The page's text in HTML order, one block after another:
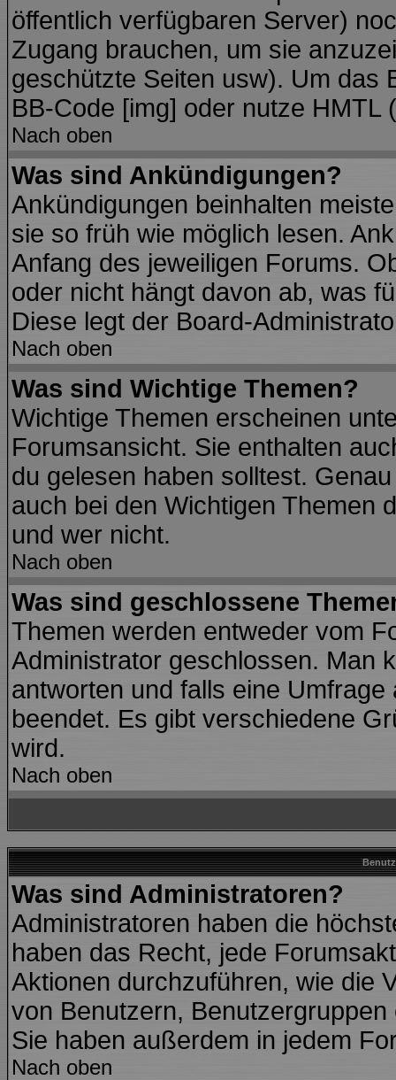
öffentlich verfügbaren Server)
Zugang brauchen, um sie
geschützte Seiten usw). Um das
BB-Code [img] oder nutze HMTL
Nach oben
Was sind Ankündigungen?
Ankündigungen beinhalten
sie so früh wie möglich lesen.
Anfang des jeweiligen Forums.
oder nicht hängt davon ab, was
Diese legt der Board-
Nach oben
Was sind Wichtige Themen?
Wichtige Themen erscheinen
Forumsansicht. Sie enthalten
du gelesen haben solltest.
auch bei den Wichtigen Themen
und wer nicht.
Nach oben
Was sind geschlossene
Themen werden entweder vom
Administrator geschlossen. Man
antworten und falls eine
beendet. Es gibt verschiedene
wird.
Nach oben
Was sind Administratoren?
Administratoren haben die
haben das Recht, jede
Aktionen durchzuführen, wie die
von Benutzern,
Sie haben außerdem in jedem
Nach oben